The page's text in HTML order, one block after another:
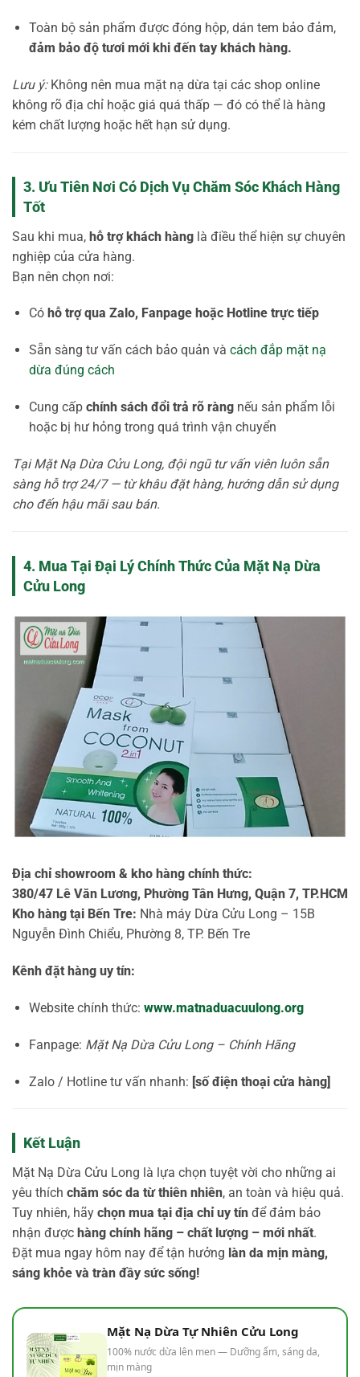
Toàn bộ sản phẩm được đóng hộp, dán tem bảo đảm,
đảm bảo độ tươi mới khi đến tay khách hàng.
Lưu ý:Không nên mua mặt nạ dừa tại các shop online
không rõ địa chỉ hoặc giá quá thấp — đó có thể là hàng
kém chất lượng hoặc hết hạn sử dụng.
3. Ưu Tiên Nơi Có Dịch Vụ Chăm Sóc Khách Hàng
Tốt
Sau khi mua, hỗ trợ khách hàng là điều thể hiện sự chuyên
nghiệp của cửa hàng.
Bạn nên chọn nơi:
Có hỗ trợ qua Zalo, Fanpage hoặc Hotline trực tiếp
Sẵn sàng tư vấn cách bảo quản và cách đắp mặt nạ
dừa đúng cách
Cung cấp chính sách đổi trả rõ ràngnếu sản phẩm lỗi
hoặc bị hư hỏng trong quá trình vận chuyển
Tại Mặt Nạ Dừa Cửu Long, đội ngũ tư vấn viên luôn sẵn
sàng hỗ trợ 24/7 — từ khâu đặt hàng, hướng dẫn sử dụng
cho đến hậu mãi sau bán.
4. Mua Tại Đại Lý Chính Thức Của Mặt Nạ Dừa
Cửu Long
Địa chỉ showroom & kho hàng chính thức:
380/47 Lê Văn Lương, Phường Tân Hưng, Quận 7, TP.HCM
Kho hàng tại Bến Tre: Nhà máy Dừa Cửu Long – 15B
Nguyễn Đình Chiểu, Phường 8, TP. Bến Tre
Kênh đặt hàng uy tín:
Website chính thức: www.matnaduacuulong.org
Fanpage: Mặt Nạ Dừa Cửu Long – Chính Hãng
Zalo / Hotline tư vấn nhanh: [số điện thoại cửa hàng]
Kết Luận
Mặt Nạ Dừa Cửu Long là lựa chọn tuyệt vời cho những ai
yêu thích chăm sóc da từ thiên nhiên, an toàn và hiệu quả.
Tuy nhiên, hãy chọn mua tại địa chỉ uy tín để đảm bảo
nhận được hàng chính hãng – chất lượng – mới nhất.
Đặt mua ngay hôm nay để tận hưởng làn da mịn màng,
sáng khỏe và tràn đầy sức sống!
Mặt Nạ Dừa Tự Nhiên Cửu Long
100% nước dừa lên men — Dưỡng ẩm, sáng da,
mịn màng